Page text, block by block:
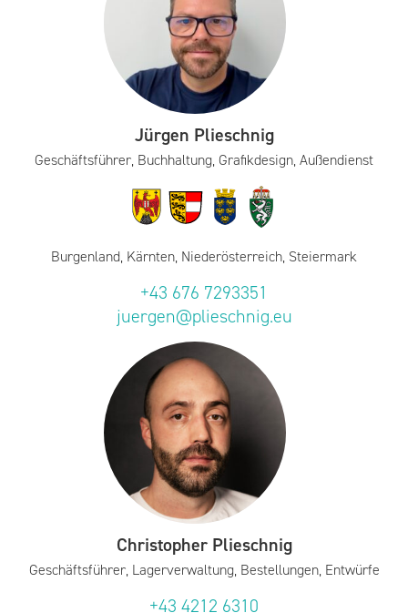
Jürgen Plieschnig
Geschäftsführer, Buchhaltung, Grafikdesign, Außendienst
Burgenland, Kärnten, Niederösterreich, Steiermark
+43 676 7293351
juergen@plieschnig.eu
Christopher Plieschnig
Geschäftsführer, Lagerverwaltung, Bestellungen, Entwürfe
+43 4212 6310